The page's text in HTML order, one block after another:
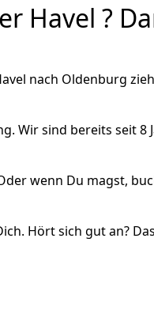
Havel ?
nach Oldenburg
Wir sind bereits seit 8
wenn Du magst,
Hört sich gut an?